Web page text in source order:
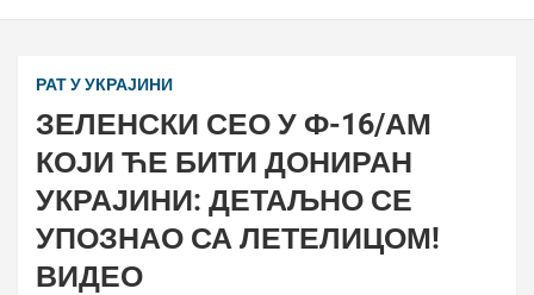
РАТ У УКРАЈИНИ
ЗЕЛЕНСКИ СЕО У Ф-16/АМ
КОЈИ ЋЕ БИТИ ДОНИРАН
УКРАЈИНИ: ДЕТАЉНО СЕ
УПОЗНАО СА ЛЕТЕЛИЦОМ!
ВИДЕО